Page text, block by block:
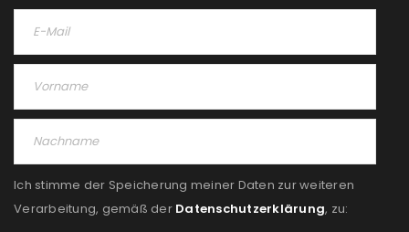
Ich stimme der Speicherung meiner Daten zur weiteren
Verarbeitung, gemäß der Datenschutzerklärung, zu: